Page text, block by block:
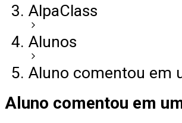
AlpaClass
Alunos
Aluno comentou em
Aluno comentou em